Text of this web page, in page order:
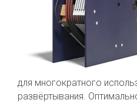
для многократного
развёртывания.